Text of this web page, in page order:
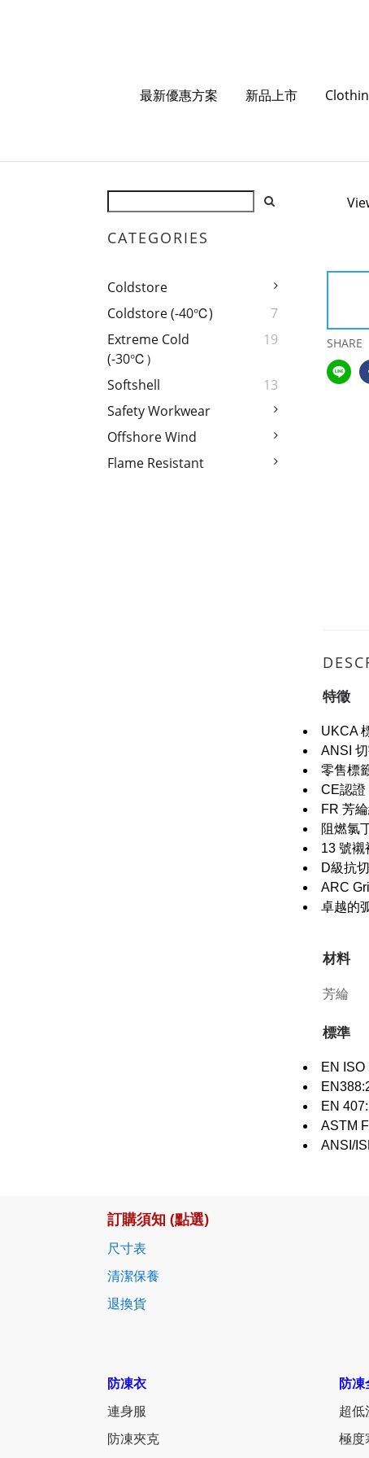
最新優惠方案 新品上市
CATEGORIES
Coldstore
Coldstore (-40℃)
7
Extreme Cold
(-30℃）
19
Softshell
13
Safety Workwear
Offshore Wind
Flame Resistant
SHARE
特徵
UKCA
ANSI
零售標
CE認證
FR 芳
阻燃氯
13 號襯
D級抗
ARC
卓越的
材料
芳綸
標準
EN
EN
ASTM
ANSI/
訂購須知 (點選)
尺寸表
清潔保養
退換貨
防凍衣
連身服
防凍夾克
防凍
超低
極度